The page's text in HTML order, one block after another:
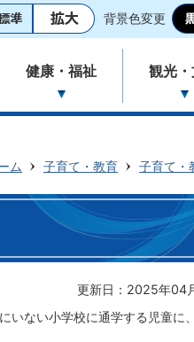
背景色変更
健康・福祉 観光
ム 子育て・教育 子育て・
更新日：2025年04
いない小学校に通学する児童に